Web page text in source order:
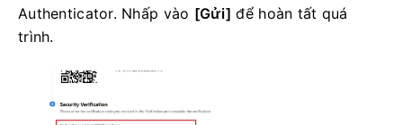
Authenticator. Nhấp vào [Gửi] để hoàn tất quá
trình.